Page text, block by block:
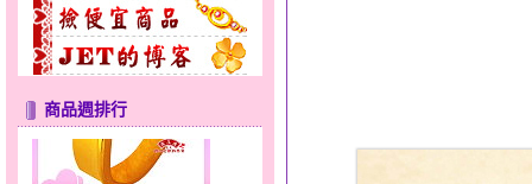
商品週排行